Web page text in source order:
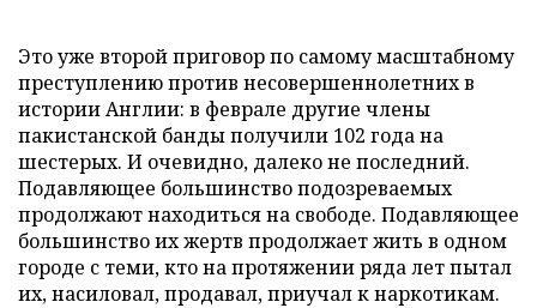
Это уже второй приговор по самому масштабному
преступлению против несовершеннолетних в
истории Англии: в феврале другие члены
пакистанской банды получили 102 года на
шестерых. И очевидно, далеко не последний.
Подавляющее большинство подозреваемых
продолжают находиться на свободе. Подавляющее
большинство их жертв продолжает жить в одном
городе с теми, кто на протяжении ряда лет пытал
их, насиловал, продавал, приучал к наркотикам.